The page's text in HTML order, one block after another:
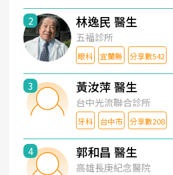
2 林逸民 醫生
五福診所
眼科 宜蘭縣 分享數542
3 黃汝萍 醫生
台中光流聯合診所
牙科 台中市 分享數208
4 郭和昌 醫生
高雄長庚紀念醫院